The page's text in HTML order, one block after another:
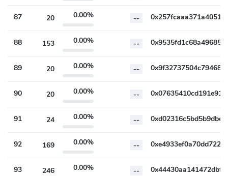
87 20 0.00% --
88 153 0.00% --
89 20 0.00% --
90 20 0.00% --
91 24 0.00% --
92 169 0.00% --
93 246 0.00% --